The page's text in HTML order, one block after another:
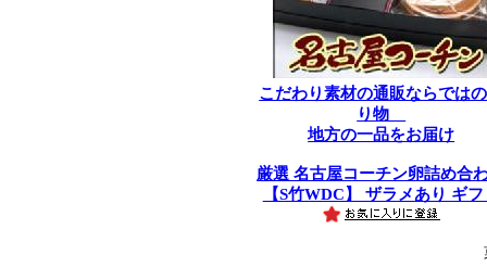
こだわり素材の通販ならでは
り物
地方の一品をお届け
厳選 名古屋コーチン卵詰め合
【S竹WDC】 ザラメあり ギフ